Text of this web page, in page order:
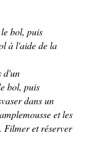
bol, puis
à l'aide de la
d'un
bol, puis
dans un
et les
Filmer et réserver